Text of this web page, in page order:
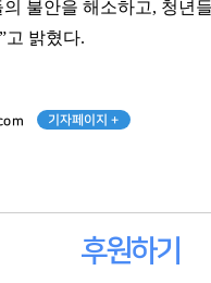
불안을 해소하고, 청년
고 밝혔다.
기자페이지 +
후원하기